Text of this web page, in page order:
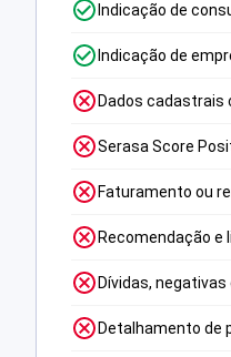
Indicação de
Indicação de
Dados cadastrais
Serasa Score
Faturamento ou
Recomendação e
Dívidas,
Detalhamento de